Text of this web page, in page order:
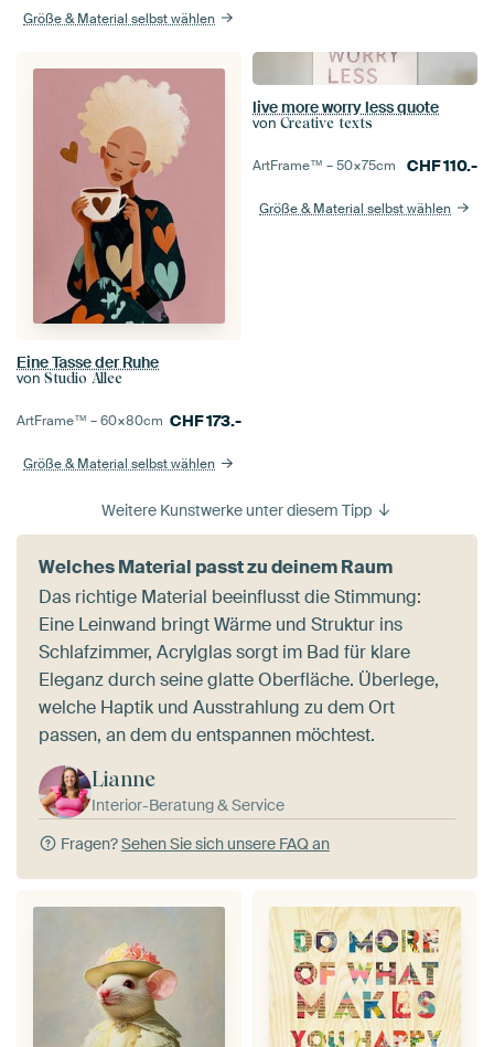
Größe & Material selbst wählen
Eine Tasse der Ruhe
von Studio Allee
ArtFrame™ –60×80cm CHF173.-
Größe & Material selbst wählen
live more worry less quote
von Creative texts
ArtFrame™ –50×75cm CHF110.-
Größe & Material selbst wählen
Weitere Kunstwerke unter diesem Tipp
Welches Material passt zu deinem Raum
Das richtige Material beeinflusst die Stimmung:
Eine Leinwand bringt Wärme und Struktur ins
Schlafzimmer, Acrylglas sorgt im Bad für klare
Eleganz durch seine glatte Oberfläche. Überlege,
welche Haptik und Ausstrahlung zu dem Ort
passen, an dem du entspannen möchtest.
Lianne
Interior-Beratung & Service
Fragen?Sehen Sie sich unsere FAQ an